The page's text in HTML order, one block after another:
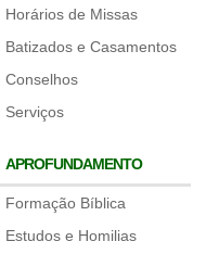
Horários de Missas
Batizados e Casamentos
Conselhos
Serviços
APROFUNDAMENTO
Formação Bíblica
Estudos e Homilias